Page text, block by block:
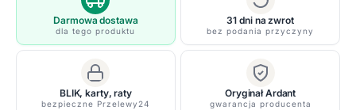
srebrny
-
FE/LUCIA/P/A
Darmowa dostawa
dla tego produktu
31 dni na zwrot
bez podania przyczyny
BLIK, karty, raty
bezpieczne Przelewy24
Oryginał Ardant
gwarancja producenta